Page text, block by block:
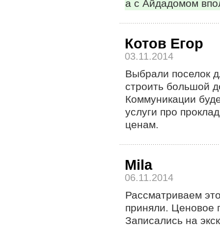
а с Айдадомом
Котов Егор
03.11.2014
Выбрали поселок
строить большой
Коммуникации
услуги про
ценам.
Mila
06.11.2014
Рассматриваем
приняли. Ценовое
Записались на